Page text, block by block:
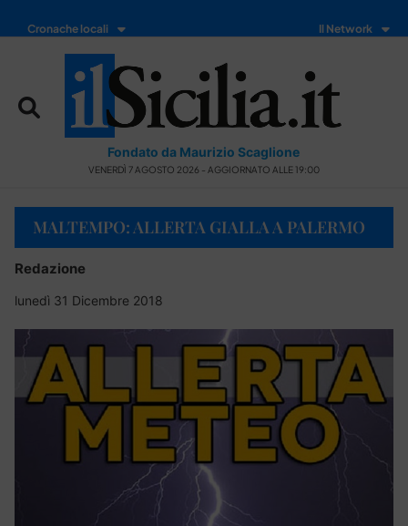
Cronache locali Il Network
Fondato da Maurizio Scaglione
VENERDÌ 7 AGOSTO 2026 - AGGIORNATO ALLE 19:00
MALTEMPO: ALLERTA GIALLA A PALERMO
Redazione
lunedì 31 Dicembre 2018